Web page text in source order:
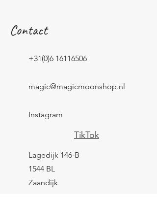
Contact
+31(0)6 16116506
magic@magicmoonshop.nl
Instagram
TikTok
Lagedijk 146-B
1544 BL
Zaandijk